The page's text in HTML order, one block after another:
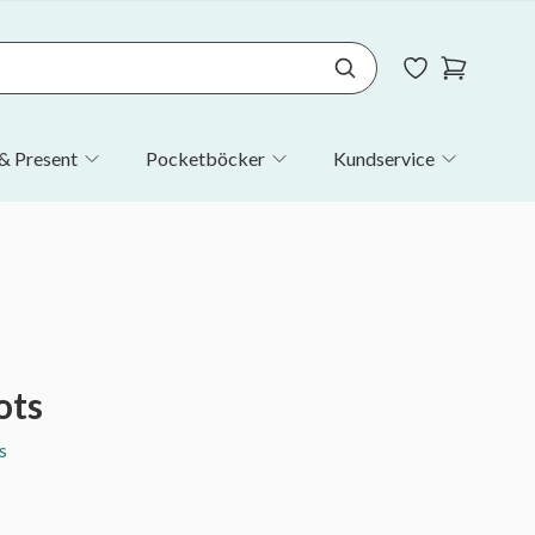
Present Pocketböcker Kundservice